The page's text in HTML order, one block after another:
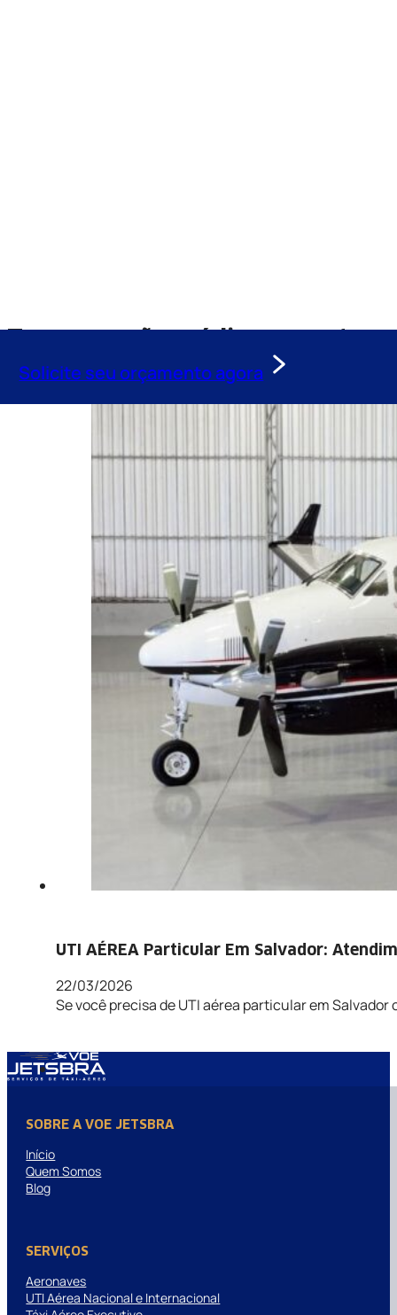
Solicite seu orçamento agora
UTI AÉREA Particular Em Salvador:
22/03/2026
Se você precisa de UTI aérea particular em
SOBRE A VOE JETSBRA
Início
Quem Somos
Blog
SERVIÇOS
Aeronaves
UTI Aérea Nacional e Internacional